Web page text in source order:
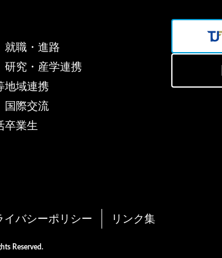
就職・進路
研究・産学連携
地域連携
国際交流
卒業生
イバシーポリシー リンク集
Reserved.